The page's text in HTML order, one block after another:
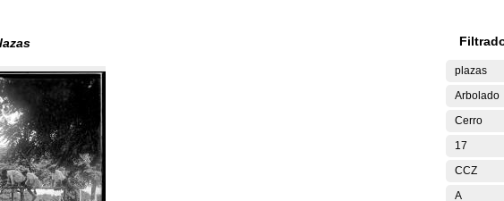
plazas
Arbolado
Cerro
17
CCZ
A